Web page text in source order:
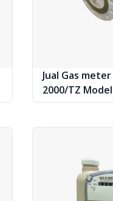
Jual Gas
2000/TZ